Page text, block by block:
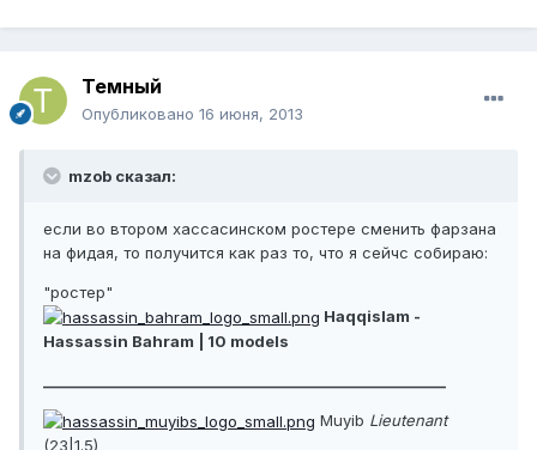
Темный
Опубликовано 16 июня, 2013
mzob сказал:
если во втором хассасинском ростере сменить фарзана
на фидая, то получится как раз то, что я сейчс собираю:
"ростер"
Haqqislam -
Hassassin Bahram | 10 models
Muyib Lieutenant
(23|1.5)